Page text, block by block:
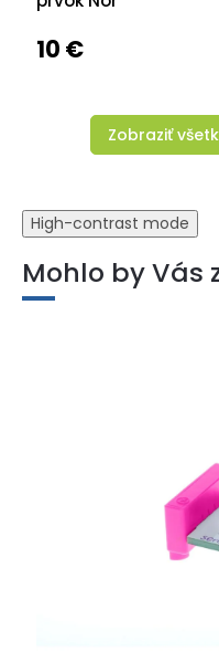
10 €
Zobraziť
High-contrast mode
Mohlo by Vás